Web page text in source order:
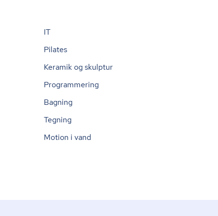
IT
Pilates
Keramik og skulptur
Programmering
Bagning
Tegning
Motion i vand